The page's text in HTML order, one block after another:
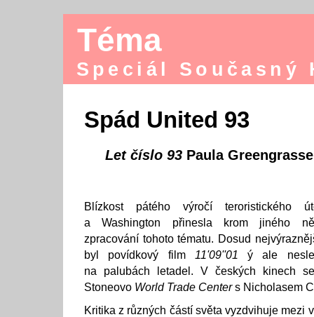
Téma
Speciál Současný
Spád United 93
Let číslo 93 Paula Greengrasse
Blízkost pátého výročí teroristického
a Washington přinesla krom jiného
zpracování tohoto tématu. Dosud
byl povídkový film 11'09''01 ý ale
na palubách letadel. V českých kinech
Stoneovo World Trade Centers Nicholasem
Kritika z různých částí světa vyzdvihuje mezi